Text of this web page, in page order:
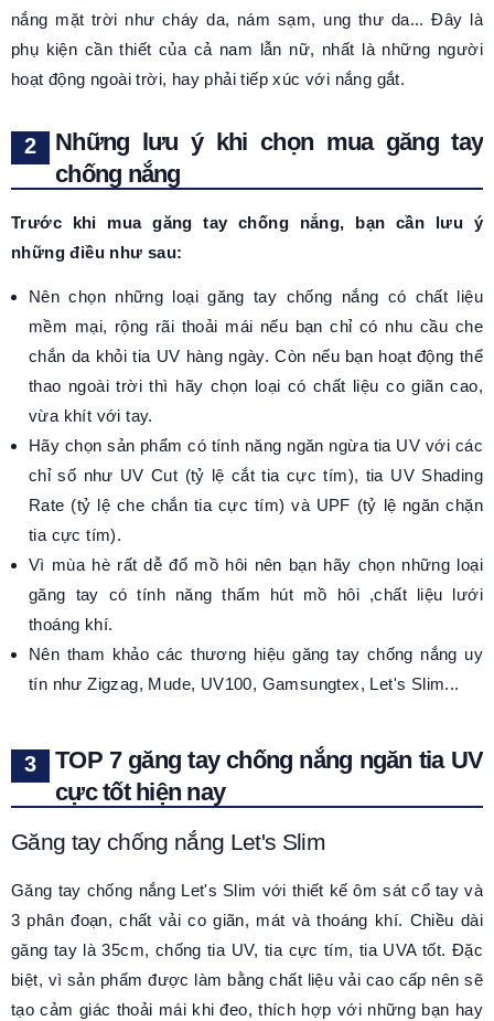
nắng mặt trời như cháy da, nám sạm, ung thư da... Đây là
phụ kiện cần thiết của cả nam lẫn nữ, nhất là những người
hoạt động ngoài trời, hay phải tiếp xúc với nắng gắt.
Những lưu ý khi chọn mua găng tay
chống nắng
Trước khi mua găng tay chống nắng, bạn cần lưu ý
những điều như sau:
Nên chọn những loại găng tay chống nắng có chất liệu
mềm mại, rộng rãi thoải mái nếu bạn chỉ có nhu cầu che
chắn da khỏi tia UV hàng ngày. Còn nếu bạn hoạt động thể
thao ngoài trời thì hãy chọn loại có chất liệu co giãn cao,
vừa khít với tay.
Hãy chọn sản phẩm có tính năng ngăn ngừa tia UV với các
chỉ số như UV Cut (tỷ lệ cắt tia cực tím), tia UV Shading
Rate (tỷ lệ che chắn tia cực tím) và UPF (tỷ lệ ngăn chặn
tia cực tím).
Vì mùa hè rất dễ đổ mồ hôi nên bạn hãy chọn những loại
găng tay có tính năng thấm hút mồ hôi ,chất liệu lưới
thoáng khí.
Nên tham khảo các thương hiệu găng tay chống nắng uy
tín như Zigzag, Mude, UV100, Gamsungtex, Let's Slim...
TOP 7 găng tay chống nắng ngăn tia UV
cực tốt hiện nay
Găng tay chống nắng Let's Slim
Găng tay chống nắng Let's Slim với thiết kế ôm sát cổ tay và
3 phân đoạn, chất vải co giãn, mát và thoáng khí. Chiều dài
găng tay là 35cm, chống tia UV, tia cực tím, tia UVA tốt. Đặc
biệt, vì sản phẩm được làm bằng chất liệu vải cao cấp nên sẽ
tạo cảm giác thoải mái khi đeo, thích hợp với những bạn hay